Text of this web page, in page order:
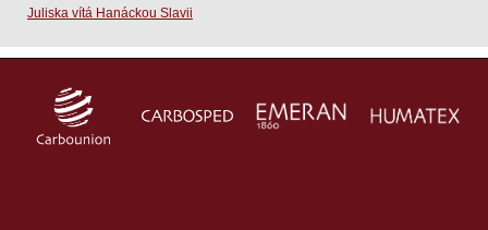
Juliska vítá Hanáckou Slavii